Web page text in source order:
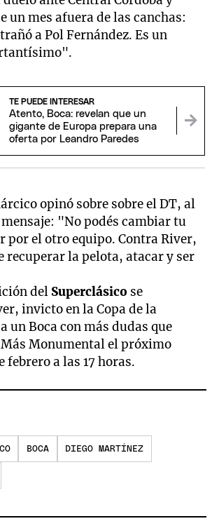
un mes afuera de las canchas:
a Pol Fernández. Es un
TE PUEDE INTERESAR
Atento, Boca: revelan que un
gigante de Europa prepara una
oferta por Leandro Paredes
opinó sobre sobre el DT, al
mensaje: "No podés cambiar tu
por el otro equipo. Contra River,
recuperar la pelota, atacar y ser
del Superclásico se
invicto en la Copa de la
un Boca con más dudas que
Más Monumental el próximo
febrero a las 17 horas.
BOCA DIEGO MARTÍNEZ